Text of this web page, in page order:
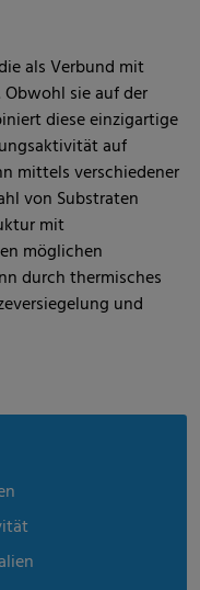
als Verbund mit
sie auf der
diese einzigartige
auf
mittels verschiedener
von Substraten
mit
möglichen
durch thermisches
und